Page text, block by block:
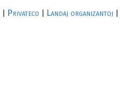
Privateco Landaj organizantoj